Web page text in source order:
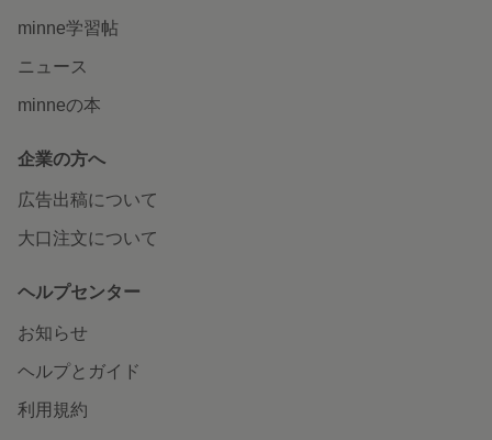
minne学習帖
ニュース
minneの本
企業の方へ
広告出稿について
大口注文について
ヘルプセンター
お知らせ
ヘルプとガイド
利用規約